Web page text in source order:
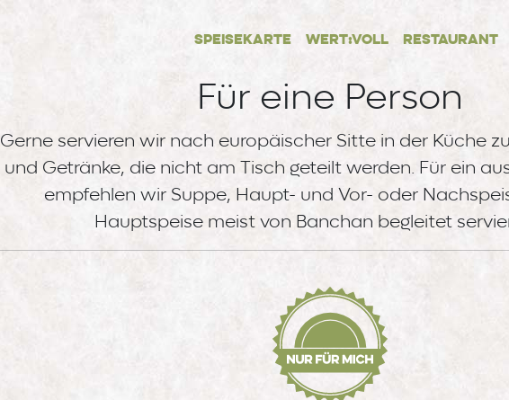
Main navigation
Speisekarte Wert:voll Restaurant
Für eine Person
Gerne servieren wir nach europäischer Sitte in der Küche
und Getränke, die nicht am Tisch geteilt werden. Für ein
empfehlen wir Suppe, Haupt- und Vor- oder
Hauptspeise meist von Banchan begleitet